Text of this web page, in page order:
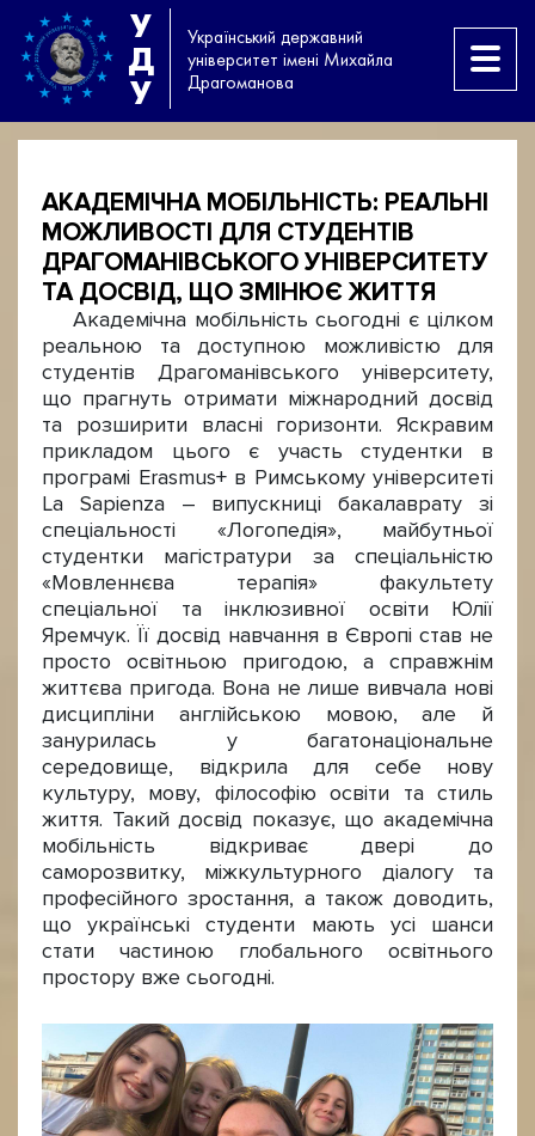
У
Д
У
Український державний
університет імені Михайла
Драгоманова
АКАДЕМІЧНА МОБІЛЬНІСТЬ: РЕАЛЬНІ
МОЖЛИВОСТІ ДЛЯ СТУДЕНТІВ
ДРАГОМАНІВСЬКОГО УНІВЕРСИТЕТУ
ТА ДОСВІД, ЩО ЗМІНЮЄ ЖИТТЯ
Академічна мобільність сьогодні є цілком
реальною та доступною можливістю для
студентів Драгоманівського університету,
що прагнуть отримати міжнародний досвід
та розширити власні горизонти. Яскравим
прикладом цього є участь студентки в
програмі Erasmus+ в Римському університеті
La Sapienza – випускниці бакалаврату зі
спеціальності «Логопедія», майбутньої
студентки магістратури за спеціальністю
«Мовленнєва терапія» факультету
спеціальної та інклюзивної освіти Юлії
Яремчук. Її досвід навчання в Європі став не
просто освітньою пригодою, а справжнім
життєва пригода. Вона не лише вивчала нові
дисципліни англійською мовою, але й
занурилась у багатонаціональне
середовище, відкрила для себе нову
культуру, мову, філософію освіти та стиль
життя. Такий досвід показує, що академічна
мобільність відкриває двері до
саморозвитку, міжкультурного діалогу та
професійного зростання, а також доводить,
що українські студенти мають усі шанси
стати частиною глобального освітнього
простору вже сьогодні.